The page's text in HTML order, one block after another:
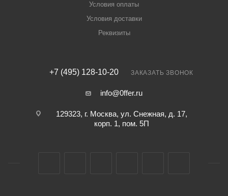
Условия оплаты
Условия доставки
Реквизиты
+7 (495) 128-10-20 ЗАКАЗАТЬ ЗВОНОК
info@0ffer.ru
129323, г. Москва, ул. Снежная, д. 17,
корп. 1, пом. 5П